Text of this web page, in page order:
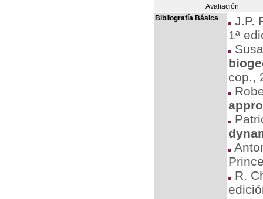
Avaliación
Bibliografía Básica
J.P.
1ª
cop.,
R.